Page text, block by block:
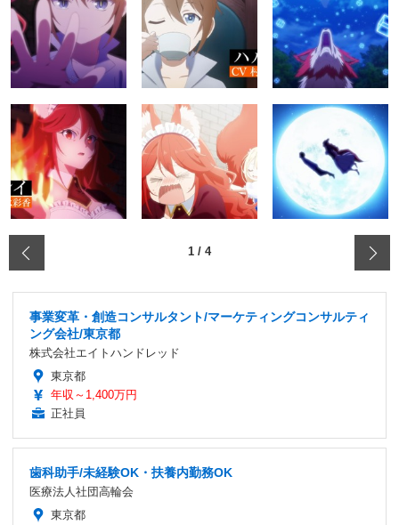
1 / 4
事業変革・創造コンサルタント/マーケティングコンサルティ
ング会社/東京都
株式会社エイトハンドレッド
東京都
年収～1,400万円
正社員
歯科助手/未経験OK・扶養内勤務OK
医療法人社団高輪会
東京都